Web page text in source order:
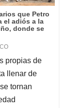
propias de
llenar de
tornan